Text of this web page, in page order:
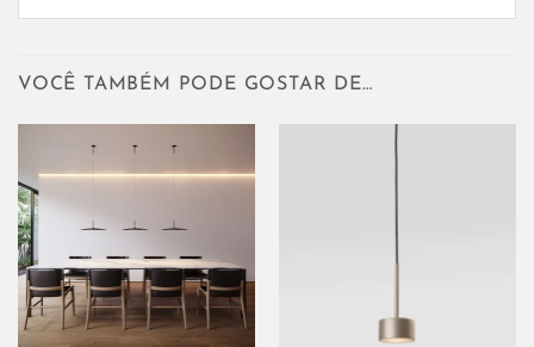
VOCÊ TAMBÉM PODE GOSTAR DE…